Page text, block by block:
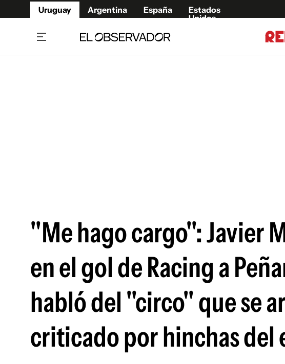
Uruguay Argentina España
Estados
Unidos
"Me hago cargo": Javier
en el gol de Racing a
habló del "circo" que se
criticado por hinchas del